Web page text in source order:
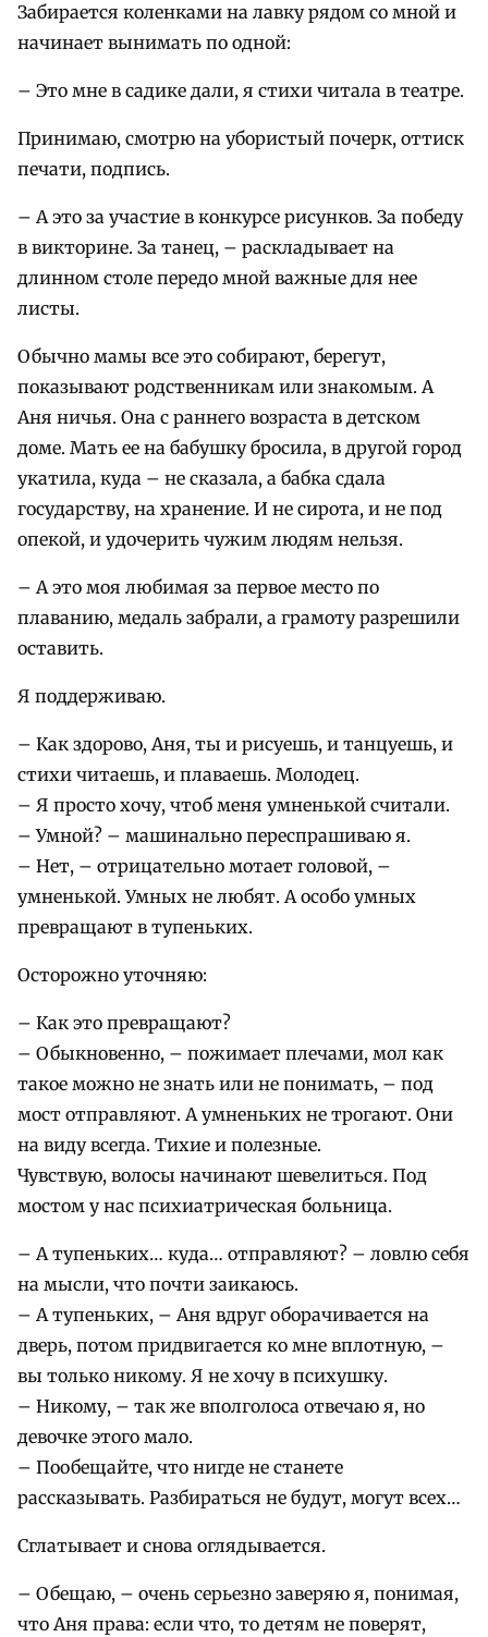
Забирается коленками на лавку рядом со мной и
начинает вынимать по одной:
– Это мне в садике дали, я стихи читала в театре.
Принимаю, смотрю на убористый почерк, оттиск
печати, подпись.
– А это за участие в конкурсе рисунков. За победу
в викторине. За танец, – раскладывает на
длинном столе передо мной важные для нее
листы.
Обычно мамы все это собирают, берегут,
показывают родственникам или знакомым. А
Аня ничья. Она с раннего возраста в детском
доме. Мать ее на бабушку бросила, в другой город
укатила, куда – не сказала, а бабка сдала
государству, на хранение. И не сирота, и не под
опекой, и удочерить чужим людям нельзя.
– А это моя любимая за первое место по
плаванию, медаль забрали, а грамоту разрешили
оставить.
Я поддерживаю.
– Как здорово, Аня, ты и рисуешь, и танцуешь, и
стихи читаешь, и плаваешь. Молодец.
– Я просто хочу, чтоб меня умненькой считали.
– Умной? – машинально переспрашиваю я.
– Нет, – отрицательно мотает головой, –
умненькой. Умных не любят. А особо умных
превращают в тупеньких.
Осторожно уточняю:
– Как это превращают?
– Обыкновенно, – пожимает плечами, мол как
такое можно не знать или не понимать, – под
мост отправляют. А умненьких не трогают. Они
на виду всегда. Тихие и полезные.
Чувствую, волосы начинают шевелиться. Под
мостом у нас психиатрическая больница.
– А тупеньких… куда… отправляют? – ловлю себя
на мысли, что почти заикаюсь.
– А тупеньких, – Аня вдруг оборачивается на
дверь, потом придвигается ко мне вплотную, –
вы только никому. Я не хочу в психушку.
– Никому, – так же вполголоса отвечаю я, но
девочке этого мало.
– Пообещайте, что нигде не станете
рассказывать. Разбираться не будут, могут всех…
Сглатывает и снова оглядывается.
– Обещаю, – очень серьезно заверяю я, понимая,
что Аня права: если что, то детям не поверят,